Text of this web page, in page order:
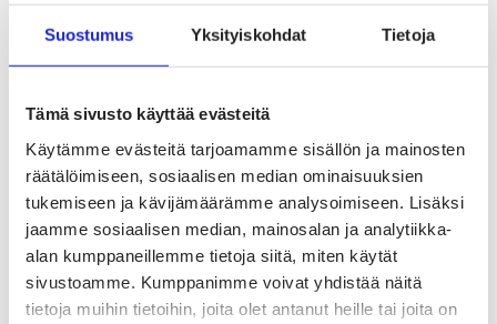
Suostumus Yksityiskohdat Tietoja
Tämä sivusto käyttää evästeitä
Käytämme evästeitä tarjoamamme sisällön ja mainosten
räätälöimiseen, sosiaalisen median ominaisuuksien
tukemiseen ja kävijämäärämme analysoimiseen. Lisäksi
jaamme sosiaalisen median, mainosalan ja analytiikka-
alan kumppaneillemme tietoja siitä, miten käytät
sivustoamme. Kumppanimme voivat yhdistää näitä
tietoja muihin tietoihin, joita olet antanut heille tai joita on
Raidalliset Field-neulehousut, sävy Paprika/cinnamon,
Mainio42 €
Christmas Beanie -tonttulakki,
Jäkälä-myssy, Myssyfarmi 65,90 €
Cross Dress Ls -mekko, sävy Red,Kaiko54,90 €